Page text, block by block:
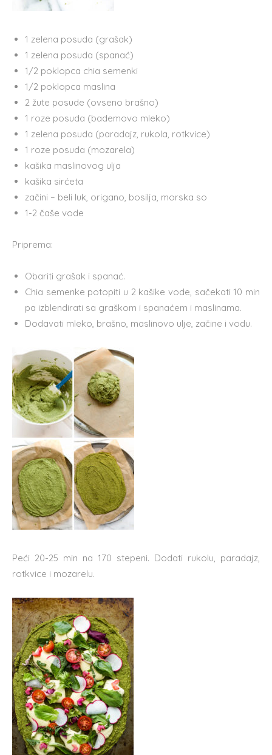
1 zelena posuda (grašak)
1 zelena posuda (spanać)
1/2 poklopca chia semenki
1/2 poklopca maslina
2 žute posude (ovseno brašno)
1 roze posuda (bademovo mleko)
1 zelena posuda (paradajz, rukola, rotkvice)
1 roze posuda (mozarela)
kašika maslinovog ulja
kašika sirćeta
začini – beli luk, origano, bosilja, morska so
1-2 čaše vode
Priprema:
Obariti grašak i spanać.
Chia semenke potopiti u 2 kašike vode, sačekati 10 min
pa izblendirati sa graškom i spanaćem i maslinama.
Dodavati mleko, brašno, maslinovo ulje, začine i vodu.
Peći 20-25 min na 170 stepeni. Dodati rukolu, paradajz,
rotkvice i mozarelu.